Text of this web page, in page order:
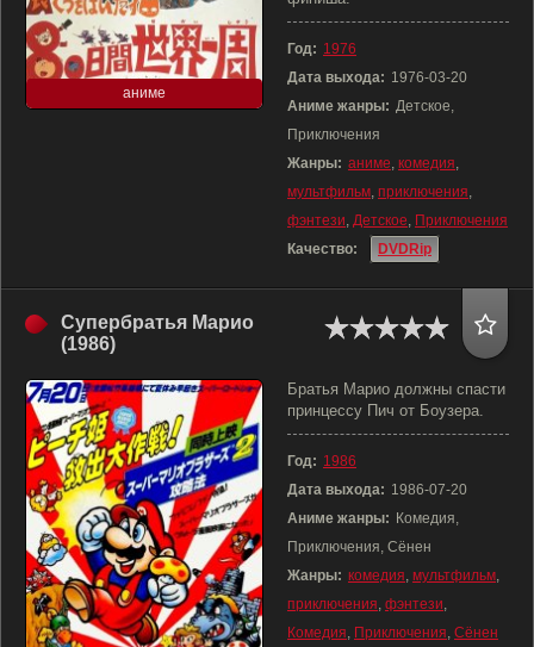
аниме
Год: 1976
Дата выхода: 1976-03-20
Аниме жанры: Детское,
Приключения
Жанры: аниме, комедия,
мультфильм, приключения,
фэнтези, Детское, Приключения
Качество:
DVDRip
Супербратья Марио
(1986)
Братья Марио должны спасти
принцессу Пич от Боузера.
Год: 1986
Дата выхода: 1986-07-20
Аниме жанры: Комедия,
Приключения, Сёнен
Жанры: комедия, мультфильм,
приключения, фэнтези,
Комедия, Приключения, Сёнен